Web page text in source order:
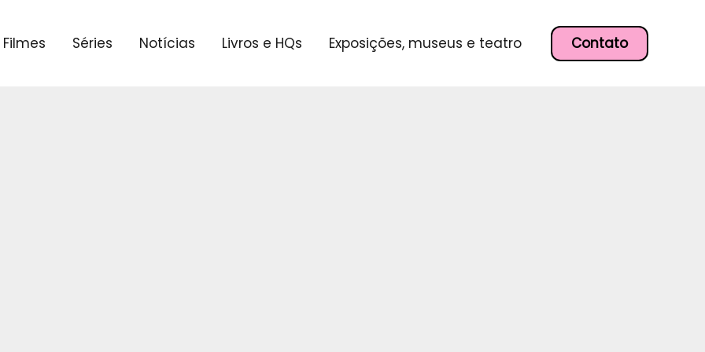
Filmes Séries Notícias Livros e HQs Exposições, museus e teatro Contato
s